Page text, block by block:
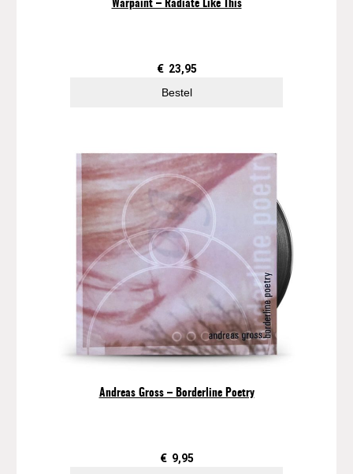
Warpaint – Radiate Like This
€ 23,95
Bestel
Andreas Gross – Borderline Poetry
€ 9,95